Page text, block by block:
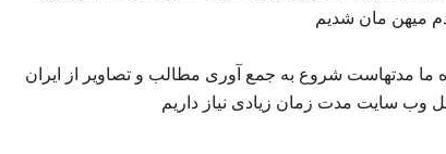
میهن مان شدیم
ما مدتهاست شروع به جمع آوری مطالب و تصاویر از ایران
وب سایت مدت زمان زیادی نیاز داریم